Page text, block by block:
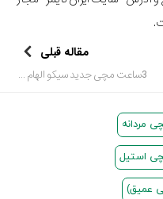
مقاله قبلی
3ساعت مچی جدید سیکو الهام گرفته از طبیعت
مردانه
استیل